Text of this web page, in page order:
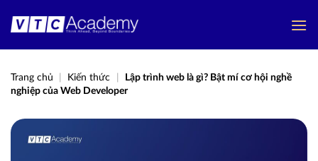
qua
Trang chủ Kiến thức
Lập trình web là gì? Bật mí cơ hội nghề
nghiệp của Web Developer